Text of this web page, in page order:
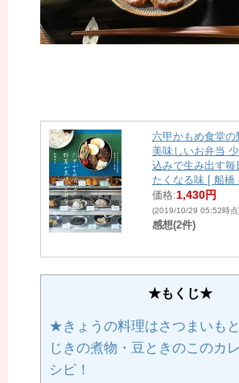
六甲かもめ食堂の
美味しいお弁当
込みで生み出す毎
たくなる味 [ 船橋
価格:1,430円
(2019/10/29 05:52時点
感想(2件)
★もくじ★
★きょうの料理はさつまいも
じきの煮物・豆ときのこのカ
シピ！